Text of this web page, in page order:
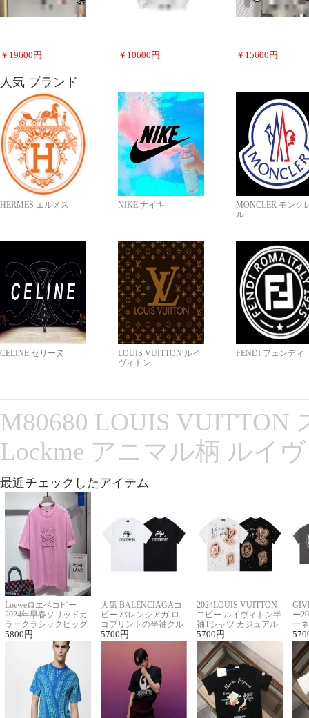
￥ 19600 円 ￥ 10600 円 ￥ 15600 円
人気 ブランド
HERMES エルメス NIKE ナイキ
MONCLER モンク
ル
CELINE セリーヌ
LOUIS VUITTON ルイ
ヴィトン
FENDI フェンディ
M80680 LOUIS VUITTON
Lockme アニマル柄 ルイ
最近チェックしたアイテム
Loeweロエベコピー
2024年早春ソリッドカ
ラークラシックビッグ
ロゴ刺繍Tシャツ
5800 円
人気 BALENCIAGAコ
ピー バレンシアガ ロ
ゴプリントの半袖クル
ーネックTシャツ
5700 円
2024LOUIS VUITTON
コピー ルイヴィトン半
袖Tシャツ カジュアル
に馴染む 2色展開
5700 円
ー
ー
ー